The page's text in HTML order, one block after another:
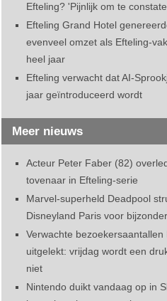
Efteling? 'Pijnlijk om te
Efteling Grand Hotel
evenveel omzet als Efteling-
heel jaar
Efteling verwacht dat AI-
jaar geïntroduceerd wordt
Meer nieuws
Acteur Peter Faber (82)
tovenaar in Efteling-serie
Marvel-superheld Deadpool
Disneyland Paris voor
Verwachte bezoekersaantallen
uitgelekt: vrijdag wordt een
niet
Nintendo duikt vandaag op in